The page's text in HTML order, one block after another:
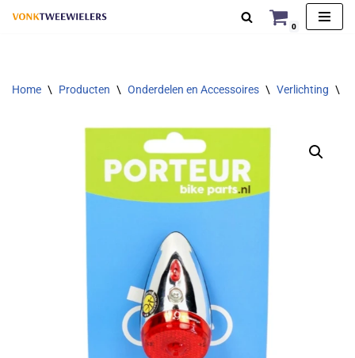
de
0
Home \ Producten \ Onderdelen en Accessoires \ Verlichting \